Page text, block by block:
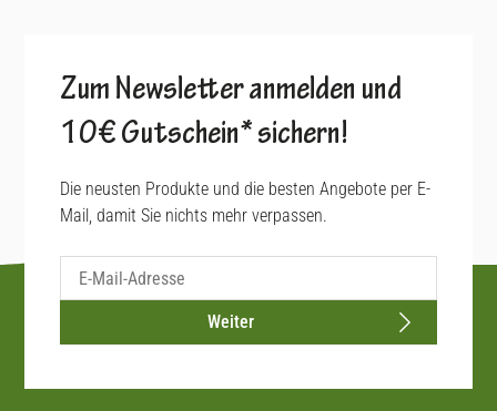
Zum Newsletter anmelden und
10€ Gutschein* sichern!
Die neusten Produkte und die besten Angebote per E-
Mail, damit Sie nichts mehr verpassen.
Weiter